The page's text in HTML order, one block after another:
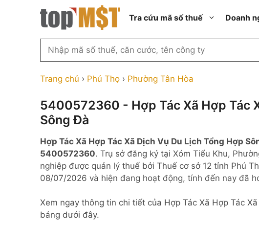
Tra cứu mã số thuế
Thành phố Hồ Chí Minh
Thành phố Hà Nội
Thành phố Đà Nẵng
Thành phố Hải Phòng
Thanh Hóa
Bắc Ninh
Nghệ An
Công ty cổ phần ngoài NN
Công ty hợp doanh
thành viên ngoài NN
Công ty trách nhiệm hữu hạn
ngoài NN
Doanh nghiệp 100% vốn đầu
nước ngoài
Hộ kinh doanh cá thể
Doanh
Tìm
theo
công
ty,
đại
diện
hoặc
mã
thuế
...
Trang chủ › Phú Thọ › Phường Tân Hòa
5400572360 - Hợp Tác Xã Hợp Tác
Sông Đà
Hợp Tác Xã Hợp Tác Xã Dịch Vụ Du Lịch Tổng Hợp
5400572360. Trụ sở đăng ký tại Xóm Tiểu Khu,
nghiệp được quản lý thuế bởi Thuế cơ sở 12 tỉnh Phú
08/07/2026 và hiện đang hoạt động, tính đến nay đã
Xem ngay thông tin chi tiết của Hợp Tác Xã Hợp Tác
bảng dưới đây.